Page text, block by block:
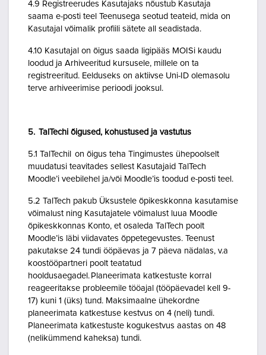
4.9 Registreerudes Kasutajaks nõustub Kasutaja
saama e-posti teel Teenusega seotud teateid, mida on
Kasutajal võimalik profiili sätete all seadistada.
4.10 Kasutajal on õigus saada ligipääs MOISi kaudu
loodud ja Arhiveeritud kursusele, millele on ta
registreeritud. Eelduseks on aktiivse Uni-ID olemasolu
terve arhiveerimise perioodi jooksul.
5. TalTechi õigused, kohustused ja vastutus
5.1 TalTechil on õigus teha Tingimustes ühepoolselt
muudatusi teavitades sellest Kasutajaid TalTech
Moodle’i veebilehel ja/või Moodle’is toodud e-posti teel.
5.2 TalTech pakub Üksustele õpikeskkonna kasutamise
võimalust ning Kasutajatele võimalust luua Moodle
õpikeskkonnas Konto, et osaleda TalTech poolt
Moodle’is läbi viidavates õppetegevustes. Teenust
pakutakse 24 tundi ööpäevas ja 7 päeva nädalas, v.a
koostööpartneri poolt teatatud
hooldusaegadel. Planeerimata katkestuste korral
reageeritakse probleemile tööajal (tööpäevadel kell 9-
17) kuni 1 (üks) tund. Maksimaalne ühekordne
planeerimata katkestuse kestvus on 4 (neli) tundi.
Planeerimata katkestuste kogukestvus aastas on 48
(nelikümmend kaheksa) tundi.